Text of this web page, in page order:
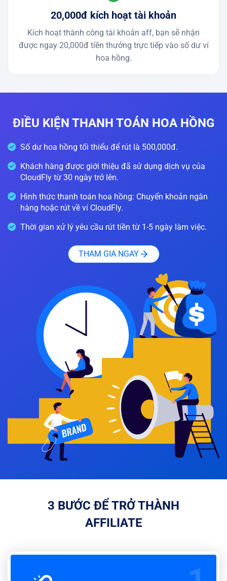
20,000đ kích hoạt tài khoản
Kích hoạt thành công tài khoản aff, bạn sẽ nhận
được ngay 20,000đ tiền thưởng trực tiếp vào số dư ví
hoa hồng.
ĐIỀU KIỆN THANH TOÁN HOA HỒNG
Số dư hoa hồng tối thiểu để rút là 500,000đ.
Khách hàng được giới thiệu đã sử dụng dịch vụ của
CloudFly từ 30 ngày trở lên.
Hình thức thanh toán hoa hồng: Chuyển khoản ngân
hàng hoặc rút về ví CloudFly.
Thời gian xử lý yêu cầu rút tiền từ 1-5 ngày làm việc.
THAM GIA NGAY
3 BƯỚC ĐỂ TRỞ THÀNH
AFFILIATE